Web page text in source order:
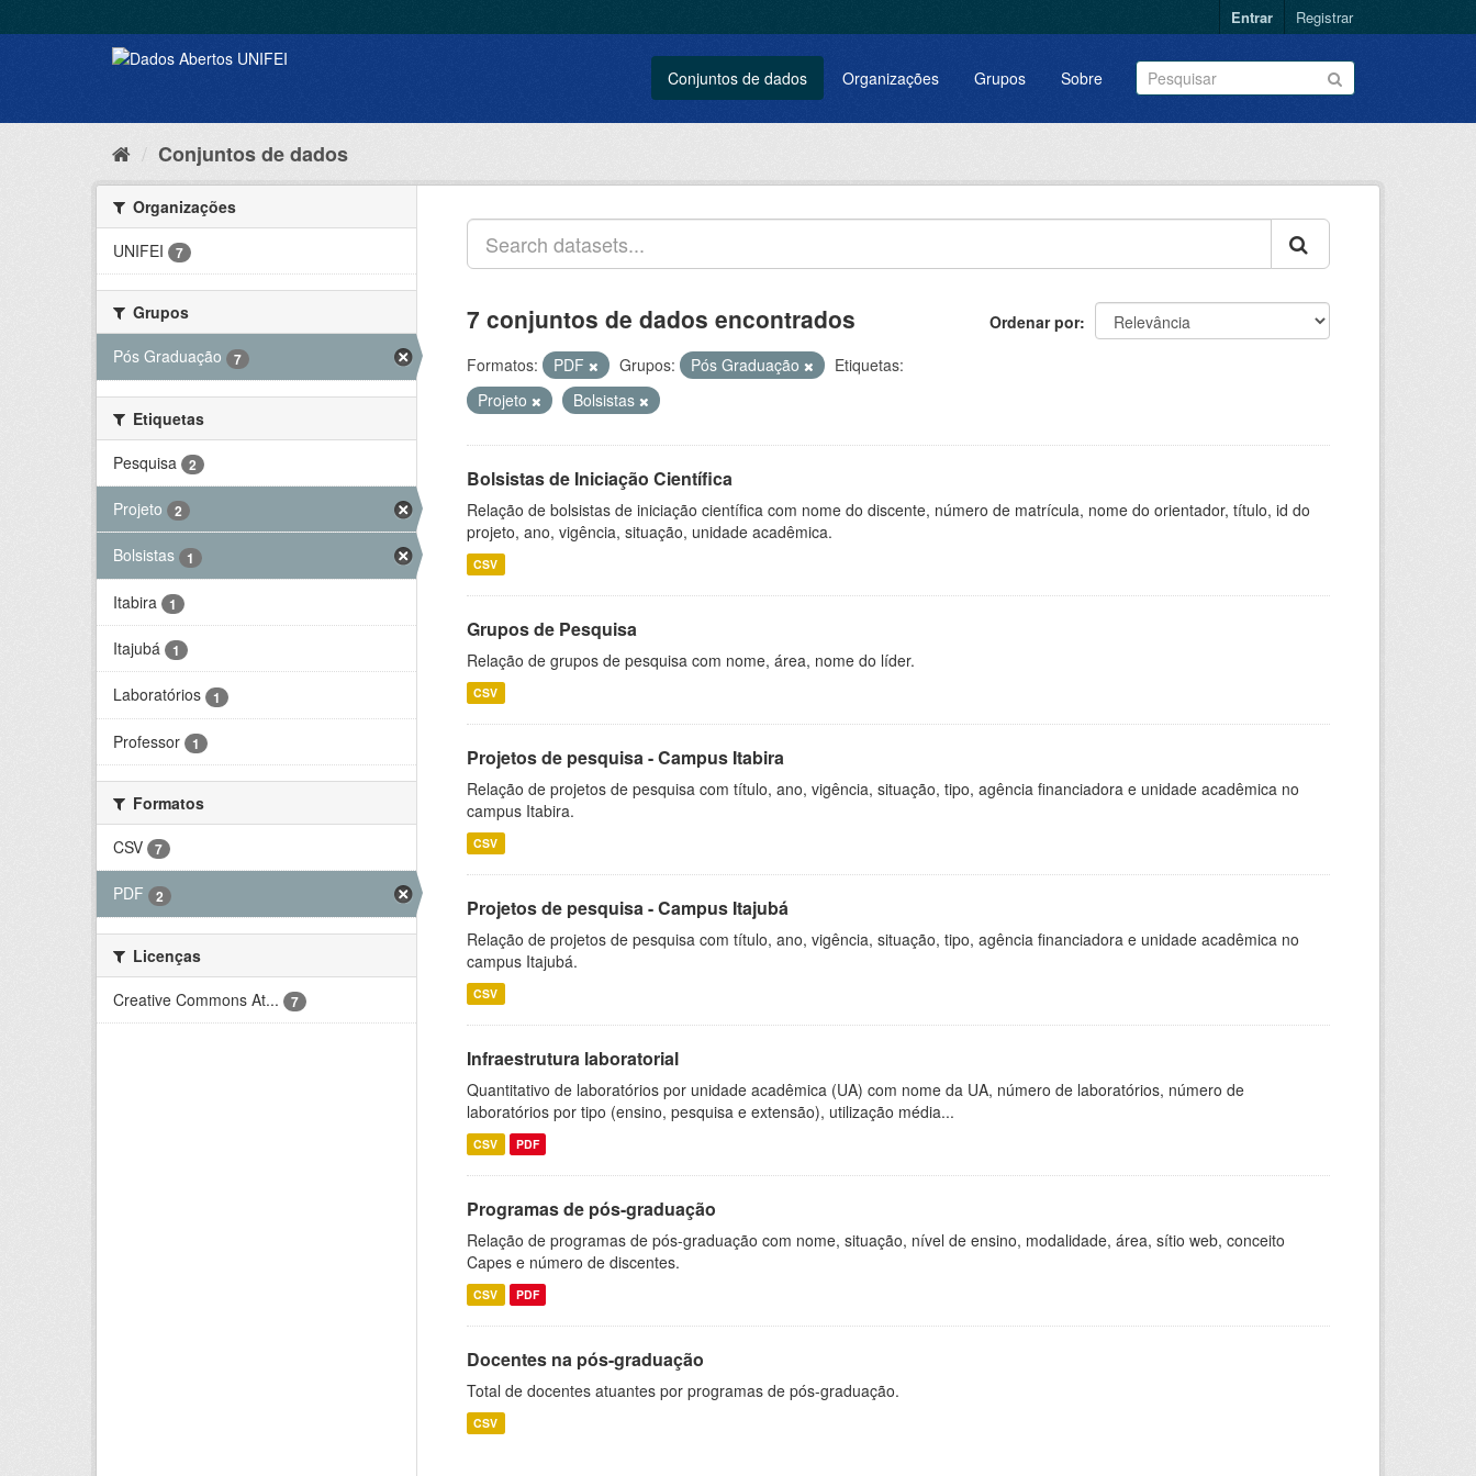
Entrar Registrar
Conjuntos de dados Organizações Grupos Sobre
Conjuntos de dados
Organizações
UNIFEI
7
Grupos
Pós Graduação
7
Etiquetas
Pesquisa
2
Projeto 2
Bolsistas 1
Itabira 1
Itajubá 1
Laboratórios 1
Professor 1
Formatos
CSV
7
PDF 2
Licenças
Creative Commons At...
7
Ordenar por
7 conjuntos de dados encontrados
Formatos: PDF Grupos: Pós Graduação
Etiquetas:
Projeto
Bolsistas
Bolsistas de Iniciação Científica
Relação de bolsistas de iniciação científica com nome do discente, número de matrícula, nome do orientador, título, id do
projeto, ano, vigência, situação, unidade acadêmica.
CSV
Grupos de Pesquisa
Relação de grupos de pesquisa com nome, área, nome do líder.
CSV
Projetos de pesquisa - Campus Itabira
Relação de projetos de pesquisa com título, ano, vigência, situação, tipo, agência financiadora e unidade acadêmica no
campus Itabira.
CSV
Projetos de pesquisa - Campus Itajubá
Relação de projetos de pesquisa com título, ano, vigência, situação, tipo, agência financiadora e unidade acadêmica no
campus Itajubá.
CSV
Infraestrutura laboratorial
Quantitativo de laboratórios por unidade acadêmica (UA) com nome da UA, número de laboratórios, número de
laboratórios por tipo (ensino, pesquisa e extensão), utilização média...
CSV PDF
Programas de pós-graduação
Relação de programas de pós-graduação com nome, situação, nível de ensino, modalidade, área, sítio web, conceito
Capes e número de discentes.
CSV PDF
Docentes na pós-graduação
Total de docentes atuantes por programas de pós-graduação.
CSV